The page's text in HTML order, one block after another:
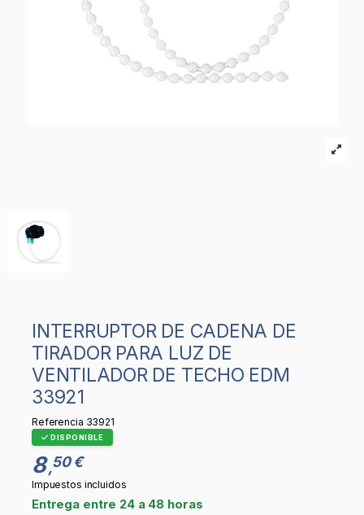
INTERRUPTOR DE CADENA DE
TIRADOR PARA LUZ DE
VENTILADOR DE TECHO EDM
33921
Referencia 33921
DISPONIBLE
8,50 €
Impuestos incluidos
Entrega entre 24 a 48 horas